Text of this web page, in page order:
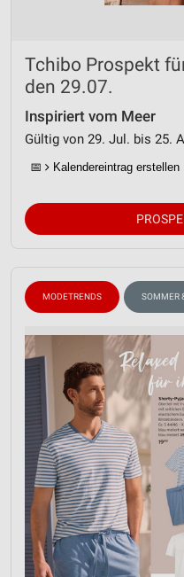
Tchibo Prospekt
den 29.07.
Inspiriert vom Meer
Gültig von 29. Jul. bis 25.
📅 Kalendereintrag erstellen
MODETRENDS SOMMER